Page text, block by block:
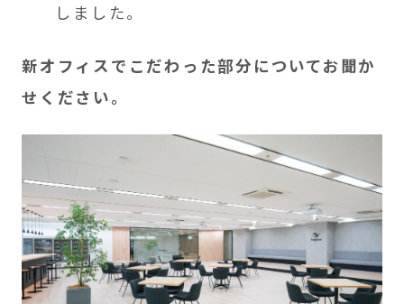
しました。
新オフィスでこだわった部分についてお聞か
せください。